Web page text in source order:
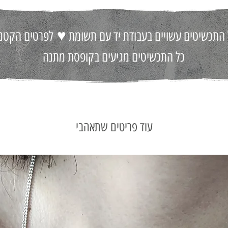
התכשיטים עשויים בעבודת יד עם תשומת♥לפרטים
כל התכשיטים מגיעים בקופסת מתנה
עוד פריטים שתאהבי